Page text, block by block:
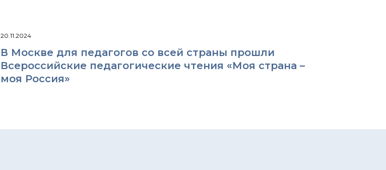
20.11.2024
В Москве для педагогов со всей страны прошли
Всероссийские педагогические чтения «Моя страна –
моя Россия»